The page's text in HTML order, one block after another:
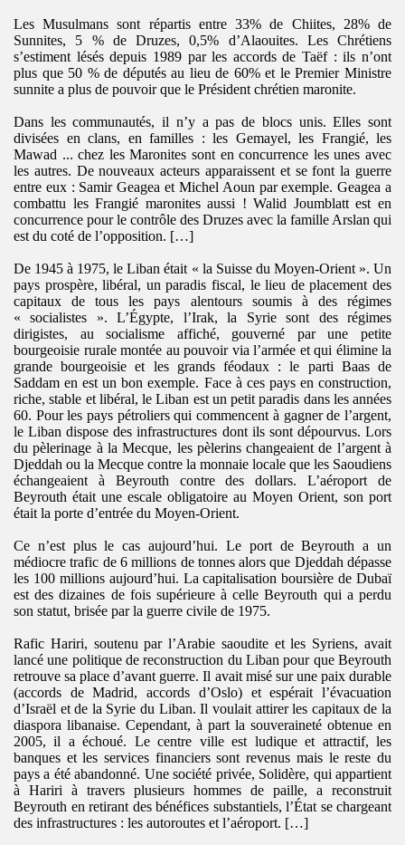
Les Musulmans sont répartis entre 33% de Chiites, 28% de
Sunnites, 5 % de Druzes, 0,5% d’Alaouites. Les Chrétiens
s’estiment lésés depuis 1989 par les accords de Taëf : ils n’ont
plus que 50 % de députés au lieu de 60% et le Premier Ministre
sunnite a plus de pouvoir que le Président chrétien maronite.
Dans les communautés, il n’y a pas de blocs unis. Elles sont
divisées en clans, en familles : les Gemayel, les Frangié, les
Mawad ... chez les Maronites sont en concurrence les unes avec
les autres. De nouveaux acteurs apparaissent et se font la guerre
entre eux : Samir Geagea et Michel Aoun par exemple. Geagea a
combattu les Frangié maronites aussi ! Walid Joumblatt est en
concurrence pour le contrôle des Druzes avec la famille Arslan qui
est du coté de l’opposition. […]
De 1945 à 1975, le Liban était « la Suisse du Moyen-Orient ». Un
pays prospère, libéral, un paradis fiscal, le lieu de placement des
capitaux de tous les pays alentours soumis à des régimes
« socialistes ». L’Égypte, l’Irak, la Syrie sont des régimes
dirigistes, au socialisme affiché, gouverné par une petite
bourgeoisie rurale montée au pouvoir via l’armée et qui élimine la
grande bourgeoisie et les grands féodaux : le parti Baas de
Saddam en est un bon exemple. Face à ces pays en construction,
riche, stable et libéral, le Liban est un petit paradis dans les années
60. Pour les pays pétroliers qui commencent à gagner de l’argent,
le Liban dispose des infrastructures dont ils sont dépourvus. Lors
du pèlerinage à la Mecque, les pèlerins changeaient de l’argent à
Djeddah ou la Mecque contre la monnaie locale que les Saoudiens
échangeaient à Beyrouth contre des dollars. L’aéroport de
Beyrouth était une escale obligatoire au Moyen Orient, son port
était la porte d’entrée du Moyen-Orient.
Ce n’est plus le cas aujourd’hui. Le port de Beyrouth a un
médiocre trafic de 6 millions de tonnes alors que Djeddah dépasse
les 100 millions aujourd’hui. La capitalisation boursière de Dubaï
est des dizaines de fois supérieure à celle Beyrouth qui a perdu
son statut, brisée par la guerre civile de 1975.
Rafic Hariri, soutenu par l’Arabie saoudite et les Syriens, avait
lancé une politique de reconstruction du Liban pour que Beyrouth
retrouve sa place d’avant guerre. Il avait misé sur une paix durable
(accords de Madrid, accords d’Oslo) et espérait l’évacuation
d’Israël et de la Syrie du Liban. Il voulait attirer les capitaux de la
diaspora libanaise. Cependant, à part la souveraineté obtenue en
2005, il a échoué. Le centre ville est ludique et attractif, les
banques et les services financiers sont revenus mais le reste du
pays a été abandonné. Une société privée, Solidère, qui appartient
à Hariri à travers plusieurs hommes de paille, a reconstruit
Beyrouth en retirant des bénéfices substantiels, l’État se chargeant
des infrastructures : les autoroutes et l’aéroport. […]